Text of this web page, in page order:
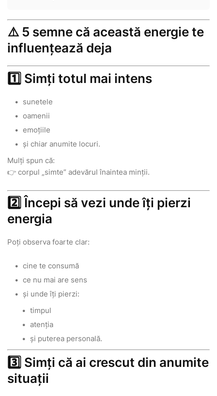
⚠️ 5 semne că această energie te
influențează deja
1️⃣ Simți totul mai intens
sunetele
oamenii
emoțiile
și chiar anumite locuri.
Mulți spun că:
👉 corpul „simte” adevărul înaintea minții.
2️⃣ Începi să vezi unde îți pierzi
energia
Poți observa foarte clar:
cine te consumă
ce nu mai are sens
și unde îți pierzi:
timpul
atenția
și puterea personală.
3️⃣ Simți că ai crescut din anumite
situații